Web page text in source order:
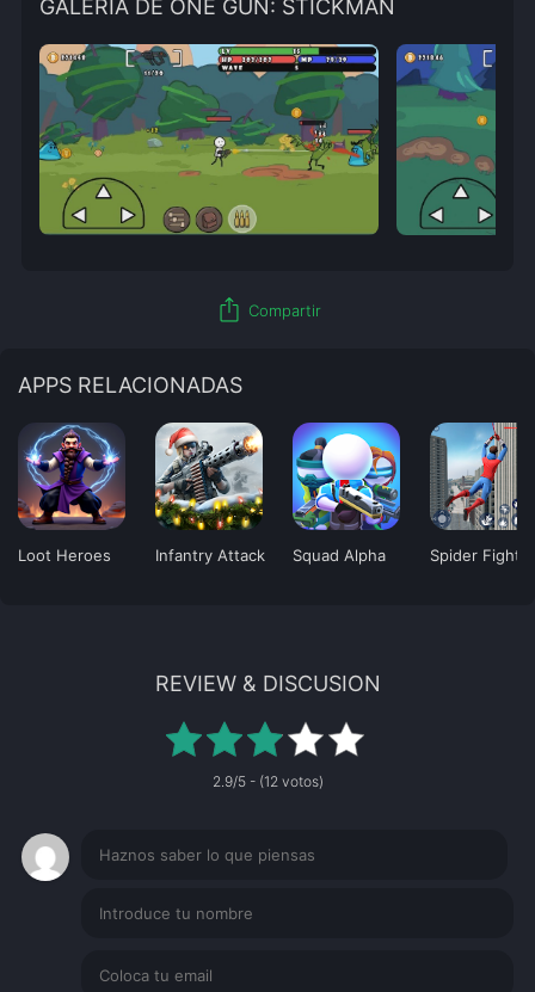
GALERIA DE ONE GUN: STICKMAN
ios_share Compartir
APPS RELACIONADAS
Loot Heroes Infantry Attack Squad Alpha Spider
REVIEW & DISCUSION
2.9/5 - (12 votos)